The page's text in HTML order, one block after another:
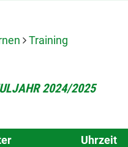
Training
2024/2025
Uhrzeit